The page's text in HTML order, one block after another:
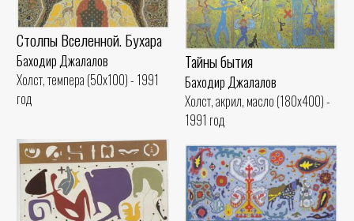
Столпы Вселенной. Бухара
Баходир Джалалов
Холст, темпера (50x100) - 1991
год
Тайны бытия
Баходир Джалалов
Холст, акрил, масло (180x400) -
1991 год